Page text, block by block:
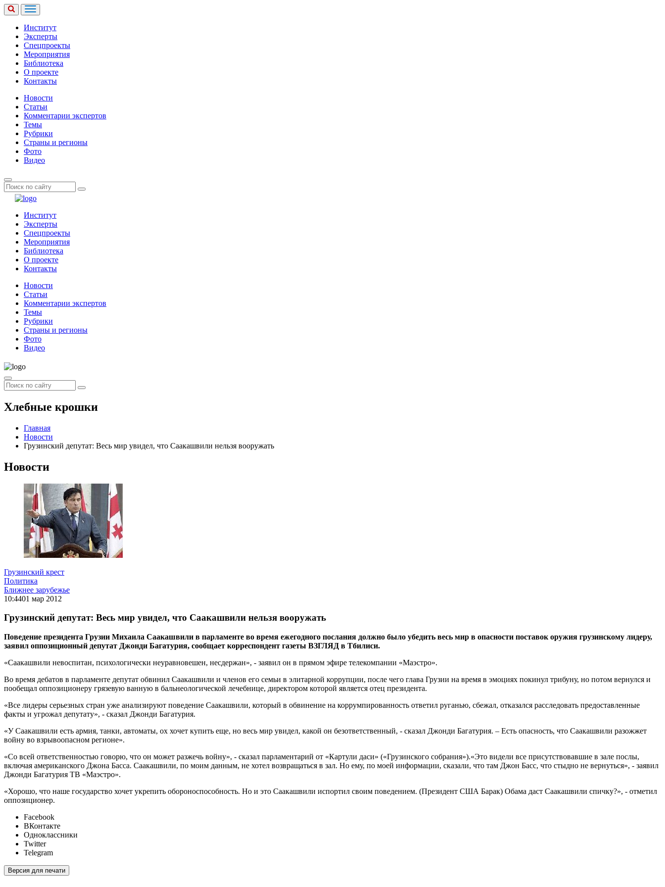
Институт
Эксперты
Спецпроекты
Мероприятия
Библиотека
О проекте
Контакты
Новости
Статьи
Комментарии экспертов
Темы
Рубрики
Страны и регионы
Фото
Видео
Институт
Эксперты
Спецпроекты
Мероприятия
Библиотека
О проекте
Контакты
Новости
Статьи
Комментарии экспертов
Темы
Рубрики
Страны и регионы
Фото
Видео
Хлебные крошки
Главная
Новости
Грузинский депутат: Весь мир увидел, что Саакашвили нельзя вооружать
Новости
Грузинский крест
Политика
Ближнее зарубежье
10:4401 мар 2012
Грузинский депутат: Весь мир увидел, что Саакашвили нельзя вооружать
Поведение президента Грузии Михаила Саакашвили в парламенте во время ежегодного послания должно было убедить весь мир в опасности поставок оружия грузинскому лидеру,
заявил оппозиционный депутат Джонди Багатурия, сообщает корреспондент газеты ВЗГЛЯД в Тбилиси.
«Саакашвили невоспитан, психологически неуравновешен, несдержан», - заявил он в прямом эфире телекомпании «Маэстро».
Во время дебатов в парламенте депутат обвинил Саакашвили и членов его семьи в элитарной коррупции, после чего глава Грузии на время в эмоциях покинул трибуну, но потом вернулся и
пообещал оппозиционеру грязевую ванную в бальнеологической лечебнице, директором которой является отец президента.
«Все лидеры серьезных стран уже анализируют поведение Саакашвили, который в обвинение на коррумпированность ответил руганью, сбежал, отказался расследовать предоставленные
факты и угрожал депутату», - сказал Джонди Багатурия.
«У Саакашвили есть армия, танки, автоматы, ох хочет купить еще, но весь мир увидел, какой он безответственный, - сказал Джонди Багатурия. – Есть опасность, что Саакашвили разожжет
войну во взрывоопасном регионе».
«Со всей ответственностью говорю, что он может разжечь войну», - сказал парламентарий от «Картули даси» («Грузинского собрания»).«Это видели все присутствовавшие в зале послы,
включая американского Джона Басса. Саакашвили, по моим данным, не хотел возвращаться в зал. Но ему, по моей информации, сказали, что там Джон Басс, что стыдно не вернуться», - заявил
Джонди Багатурия ТВ «Маэстро».
«Хорошo, что наше государство хочет укрепить обороноспособность. Но и это Саакашвили испортил своим поведением. (Президент США Барак) Обама даст Саакашвили спичку?», - отметил
оппозиционер.
Facebook
ВКонтакте
Одноклассники
Twitter
Telegram
Версия для печати